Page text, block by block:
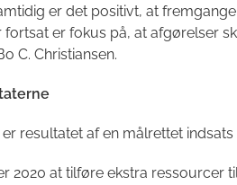
er det positivt, at
er fokus på, at afgørelser
C. Christiansen.
resultatet af en målrettet indsats
2020 at tilføre ekstra ressourcer